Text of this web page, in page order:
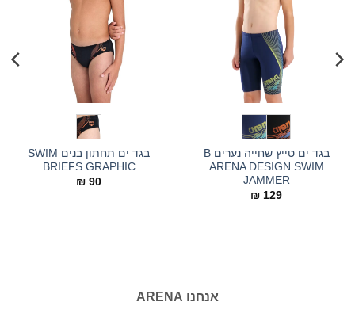
בגד ים טייץ שחייה נערים B
ARENA DESIGN SWIM
JAMMER
₪ 129
בגד ים תחתון בנים SWIM
BRIEFS GRAPHIC
₪ 90
אנחנו ARENA